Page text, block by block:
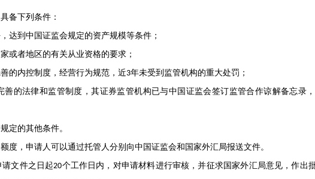
下列条件：
到中国证监会规定的资产规模等条件；
者地区的有关从业资格的要求；
内控制度，经营行为规范，近3年未受到监管机构的重大处罚；
法律和监管制度，其证券监管机构已与中国证监会签订监管合作谅解备忘录
的其他条件。
申请人可以通过托管人分别向中国证监会和国家外汇局报送文件。
文件之日起20个工作日内，对申请材料进行审核，并征求国家外汇局意见，作出